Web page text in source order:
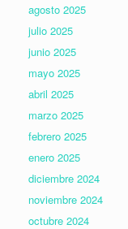
agosto 2025
julio 2025
junio 2025
mayo 2025
abril 2025
marzo 2025
febrero 2025
enero 2025
diciembre 2024
noviembre 2024
octubre 2024